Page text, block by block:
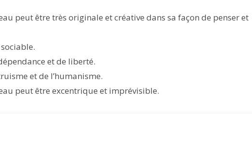
peut être très originale et créative dans sa façon de penser et
et de liberté.
et de l’humanisme.
peut être excentrique et imprévisible.